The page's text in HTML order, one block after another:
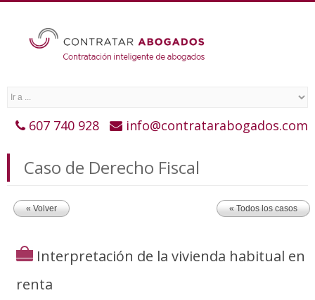
607 740 928 info@contratarabogados.com
Caso de Derecho Fiscal
« Volver « Todos los casos
Interpretación de la vivienda habitual en
renta